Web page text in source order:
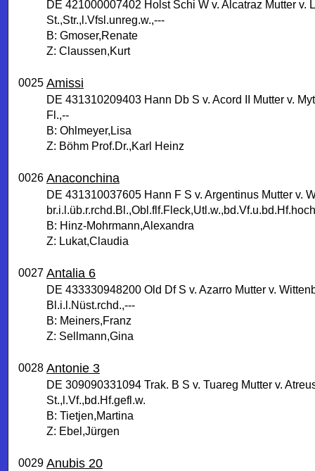
DE 421000007402 Holst Schi W v. Alcatraz Mutter v.
St.,Str.,l.Vfsl.unreg.w.,---
B: Gmoser,Renate
Z: Claussen,Kurt
0025 Amissi
DE 431310209403 Hann Db S v. Acord II Mutter v.
Fl.,--
B: Ohlmeyer,Lisa
Z: Böhm Prof.Dr.,Karl Heinz
0026 Anaconchina
DE 431310037605 Hann F S v. Argentinus Mutter v.
B: Hinz-Mohrmann,Alexandra
Z: Lukat,Claudia
0027 Antalia 6
DE 433330948200 Old Df S v. Azarro Mutter v.
Bl.i.l.Nüst.rchd.,---
B: Meiners,Franz
Z: Sellmann,Gina
0028 Antonie 3
DE 309090331094 Trak. B S v. Tuareg Mutter v.
St.,l.Vf.,bd.Hf.gefl.w.
B: Tietjen,Martina
Z: Ebel,Jürgen
0029 Anubis 20